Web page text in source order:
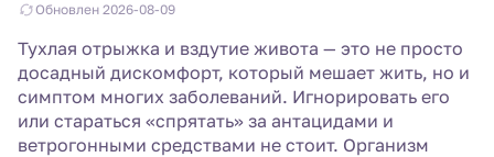
Обновлен 2026-08-09
Тухлая отрыжка и вздутие живота — это не просто
досадный дискомфорт, который мешает жить, но и
симптом многих заболеваний. Игнорировать его
или стараться «спрятать» за антацидами и
ветрогонными средствами не стоит. Организм